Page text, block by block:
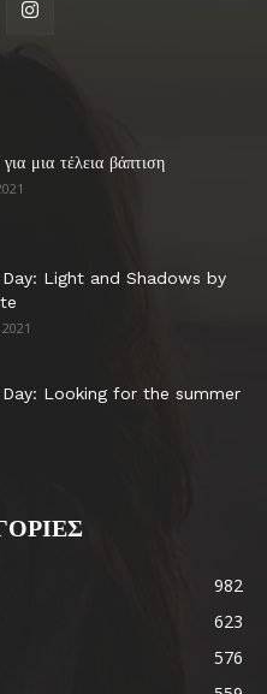
μια τέλεια βάπτιση
Light and Shadows by
Looking for the summer
982
623
576